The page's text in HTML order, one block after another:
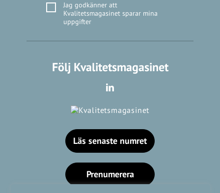
Jag godkänner att
Kvalitetsmagasinet sparar mina
uppgifter
Följ Kvalitetsmagasinet
Läs senaste numret
Prenumerera